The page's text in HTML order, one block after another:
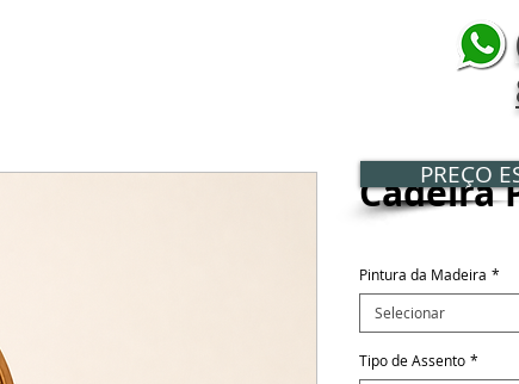
Cadeira
Pintura da Madeira *
Selecionar
Tipo de Assento *
PREÇO